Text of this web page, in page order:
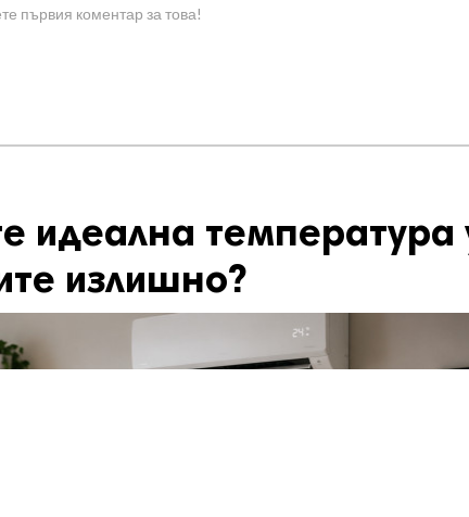
първия коментар за това!
идеална температура
излишно?